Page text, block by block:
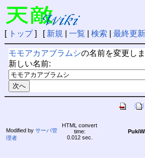
[ トップ] [ 新規 一覧 検索 最終更新
モモアカアブラムシの名前を変更しま
新しい名前:
Modified by サーバ管
理者
HTML convert
time:
0.012 sec.